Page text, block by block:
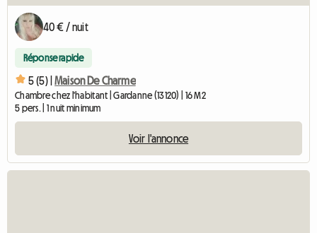
40 € / nuit
Réponse rapide
5 (5) | Maison De Charme
Chambre chez l'habitant | Gardanne (13120) | 16 M2
5 pers. | 1 nuit minimum
Voir l'annonce